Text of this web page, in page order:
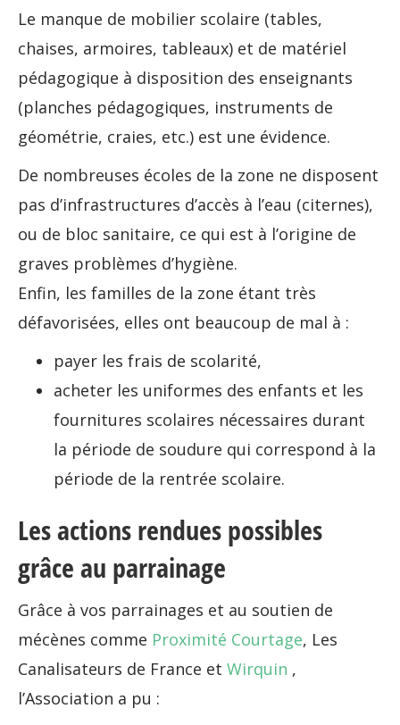
Le manque de mobilier scolaire (tables,
chaises, armoires, tableaux) et de matériel
pédagogique à disposition des enseignants
(planches pédagogiques, instruments de
géométrie, craies, etc.) est une évidence.
De nombreuses écoles de la zone ne disposent
pas d’infrastructures d’accès à l’eau (citernes),
ou de bloc sanitaire, ce qui est à l’origine de
graves problèmes d’hygiène.
Enfin, les familles de la zone étant très
défavorisées, elles ont beaucoup de mal à :
payer les frais de scolarité,
acheter les uniformes des enfants et les
fournitures scolaires nécessaires durant
la période de soudure qui correspond à la
période de la rentrée scolaire.
Les actions rendues possibles
grâce au parrainage
Grâce à vos parrainages et au soutien de
mécènes comme Proximité Courtage, Les
Canalisateurs de France et Wirquin ,
l’Association a pu :